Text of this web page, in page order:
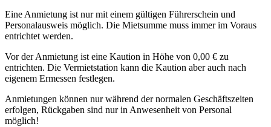
Eine Anmietung ist nur mit einem gültigen Führerschein und
Personalausweis möglich. Die Mietsumme muss immer im Voraus
entrichtet werden.
Vor der Anmietung ist eine Kaution in Höhe von 0,00 € zu
entrichten. Die Vermietstation kann die Kaution aber auch nach
eigenem Ermessen festlegen.
Anmietungen können nur während der normalen Geschäftszeiten
erfolgen, Rückgaben sind nur in Anwesenheit von Personal
möglich!